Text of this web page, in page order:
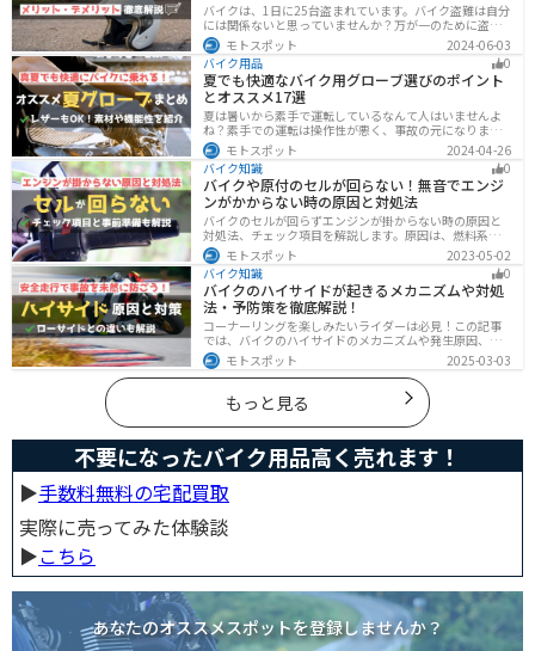
バイクは、1日に25台盗まれています。バイク盗難は自分
には関係ないと思っていませんか？万が一のために盗難
保険を検討しておきましょう。この記事ではオススメの
バイク盗難保険「ZuttoRideClub」について解説します。
ロードサービスや会員限定特典などもあるので、お得な
バイク盗難保険を探している人に最適です。
モトスポット
2024-06-03
バイク用品
0
夏でも快適なバイク用グローブ選びのポイント
とオススメ17選
夏は暑いから素手で運転しているなんて人はいませんよ
ね？素手での運転は操作性が悪く、事故の元になりま
す。直射日光が当たり日焼けで余計に暑くなります。夏に
は夏用グローブを使うことで、素手より涼しく快適にバ
イクに乗ることができるので是非使いましょう。
モトスポット
2024-04-26
バイク知識
0
バイクや原付のセルが回らない！無音でエンジ
ンがかからない時の原因と対処法
バイクのセルが回らずエンジンが掛からない時の原因と
対処法、チェック項目を解説します。原因は、燃料系・
電装系・その他に分かれますが、バッテリー上がりが原
因であることが多いです。その場合、押しがけやバッテ
リー復旧サービスなどを活用しましょう。事前にできる
対処準備についても解説します。
モトスポット
2023-05-02
バイク知識
0
バイクのハイサイドが起きるメカニズムや対処
法・予防策を徹底解説！
コーナーリングを楽しみたいライダーは必見！この記事
では、バイクのハイサイドのメカニズムや発生原因、対
処法、予防策を解説しています。実は、バイクのハイサ
イドは危険な現象ですが、正しい知識と対策で防ぐこと
が可能です。この記事を読めば、ハイサイドのリスクを
減らせます。
モトスポット 2025-03-03
もっと見る
不要になったバイク用品高く売れます！
▶︎手数料無料の宅配買取
実際に売ってみた体験談
▶︎こちら
あなたのオススメスポットを登録しませんか？